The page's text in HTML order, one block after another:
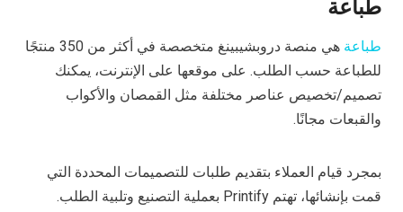
طباعة
طباعة
هي منصة دروبشيبينغ متخصصة في أكثر من 350 منتجًا
للطباعة حسب الطلب. على موقعها على الإنترنت، يمكنك
تصميم/تخصيص عناصر مختلفة مثل القمصان والأكواب
والقبعات مجانًا.
بمجرد قيام العملاء بتقديم طلبات للتصميمات المحددة التي
قمت بإنشائها، تهتم Printify بعملية التصنيع وتلبية الطلب.